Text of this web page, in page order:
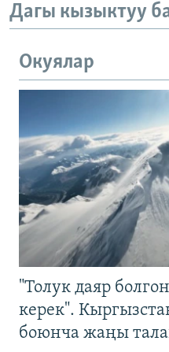
Дагы кызыктуу
Окуялар
"Толук даяр
керек".
боюнча жаңы